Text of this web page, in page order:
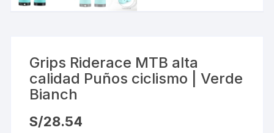
Grips Riderace MTB alta
calidad Puños ciclismo | Verde
Bianch
S/28.54